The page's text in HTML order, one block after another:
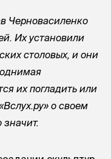
Черновасиленко
Их установили
столовых, и они
их погладить или
о своем
значит.